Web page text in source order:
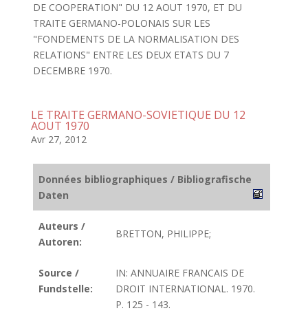
DE COOPERATION" DU 12 AOUT 1970, ET DU
TRAITE GERMANO-POLONAIS SUR LES
"FONDEMENTS DE LA NORMALISATION DES
RELATIONS" ENTRE LES DEUX ETATS DU 7
DECEMBRE 1970.
LE TRAITE GERMANO-SOVIETIQUE DU 12
AOUT 1970
Avr 27, 2012
Données bibliographiques / Bibliografische
Daten
Auteurs /
Autoren:
BRETTON, PHILIPPE;
Source /
Fundstelle:
IN: ANNUAIRE FRANCAIS DE
DROIT INTERNATIONAL. 1970.
P. 125 - 143.